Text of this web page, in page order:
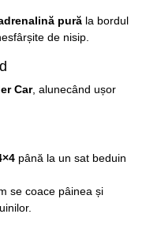
pură la bordul
de nisip.
Car, alunecând ușor
până la un sat beduin
se coace pâinea și